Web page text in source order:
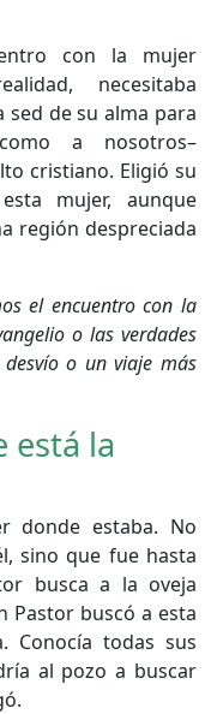
con la mujer
necesitaba
sed de su alma para
a nosotros–
cristiano. Eligió su
mujer, aunque
región despreciada
el encuentro con la
o las verdades
o un viaje más
está la
donde estaba. No
sino que fue hasta
busca a la oveja
Pastor buscó a esta
Conocía todas sus
al pozo a buscar